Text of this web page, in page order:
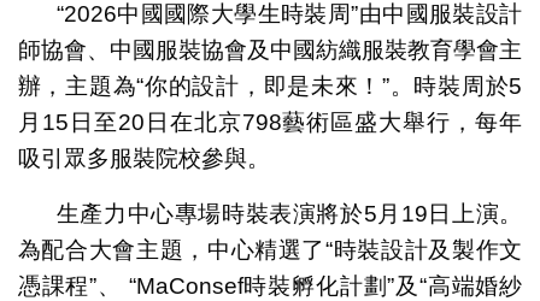
“2026中國國際大學生時裝周”由中國服裝設計
師協會、中國服裝協會及中國紡織服裝教育學會主
辦，主題為“你的設計，即是未來！”。時裝周於5
月15日至20日在北京798藝術區盛大舉行，每年
吸引眾多服裝院校參與。
生產力中心專場時裝表演將於5月19日上演。
為配合大會主題，中心精選了“時裝設計及製作文
憑課程”、 “MaConsef時裝孵化計劃”及“高端婚紗